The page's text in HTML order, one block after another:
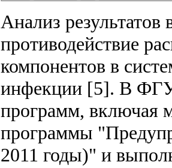
Анализ
противодействие
компонентов в
инфекции [5]. В ФГУ
программ, включая
программы
2011 годы)" и